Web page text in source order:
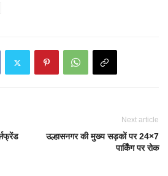
Next article
उल्हासनगर की मुख्य सड़कों पर 24×7
पार्किंग पर रोक